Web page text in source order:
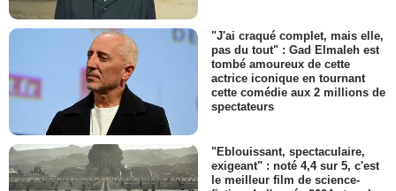
"J'ai craqué complet, mais elle,
pas du tout" : Gad Elmaleh est
tombé amoureux de cette
actrice iconique en tournant
cette comédie aux 2 millions de
spectateurs
"Eblouissant, spectaculaire,
exigeant" : noté 4,4 sur 5, c'est
le meilleur film de science-